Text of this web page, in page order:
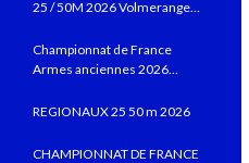
25 / 50M 2026 Volmerange
Championnat de France
Armes anciennes 2026
REGIONAUX 25 50 m 2026
CHAMPIONNAT DE FRANCE